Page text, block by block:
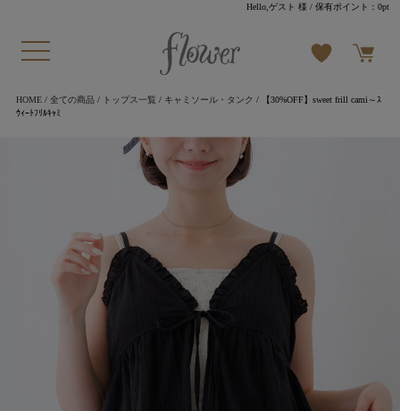
Hello,ゲスト 様 / 保有ポイント：0pt
HOME/ 全ての商品/ トップス一覧 / キャミソール・タンク / 【30%OFF】sweet frill cami～ｽ
ｳｨｰﾄﾌﾘﾙｷｬﾐ